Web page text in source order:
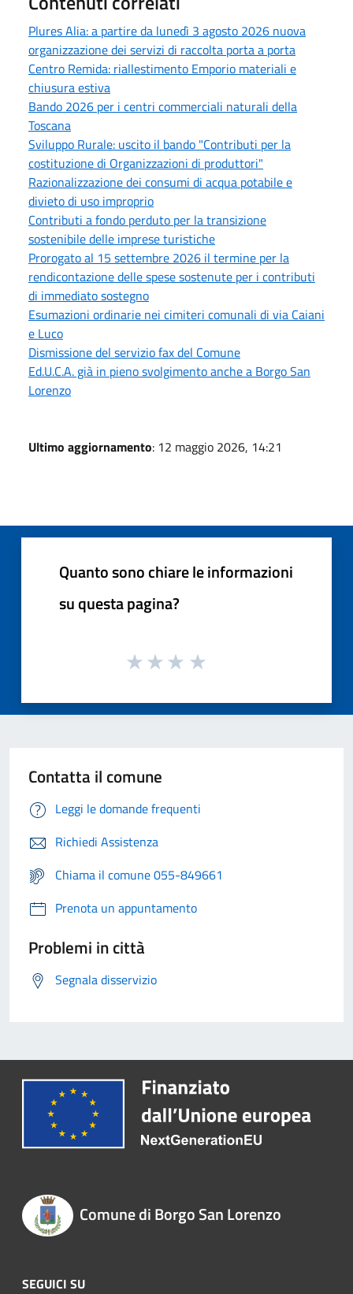
Plures Alia: a partire da lunedì 3 agosto 2026 nuova
organizzazione dei servizi di raccolta porta a porta
Centro Remida: riallestimento Emporio materiali e
chiusura estiva
Bando 2026 per i centri commerciali naturali della
Toscana
Sviluppo Rurale: uscito il bando "Contributi per la
costituzione di Organizzazioni di produttori"
Razionalizzazione dei consumi di acqua potabile e
divieto di uso improprio
Contributi a fondo perduto per la transizione
sostenibile delle imprese turistiche
Prorogato al 15 settembre 2026 il termine per la
rendicontazione delle spese sostenute per i contributi
di immediato sostegno
Esumazioni ordinarie nei cimiteri comunali di via Caiani
e Luco
Dismissione del servizio fax del Comune
Ed.U.C.A. già in pieno svolgimento anche a Borgo San
Lorenzo
Ultimo aggiornamento: 12 maggio 2026, 14:21
Quanto sono chiare le informazioni
su questa pagina?
Contatta il comune
Leggi le domande frequenti
Richiedi Assistenza
Chiama il comune 055-849661
Prenota un appuntamento
Problemi in città
Segnala disservizio
Comune di Borgo San Lorenzo
SEGUICI SU